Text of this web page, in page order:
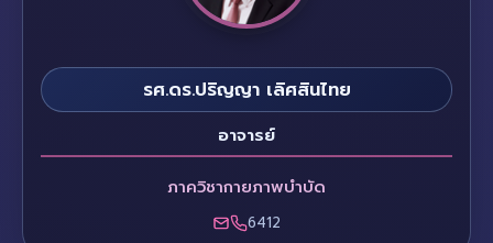
รศ.ดร.ปริญญา เลิศสินไทย
อาจารย์
ภาควิชากายภาพบำบัด
6412